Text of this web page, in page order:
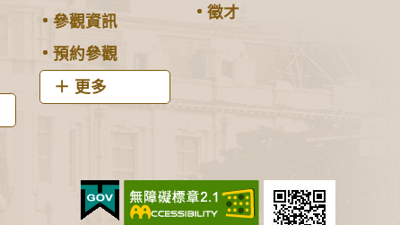
參觀資訊
預約參觀
更多
徵才